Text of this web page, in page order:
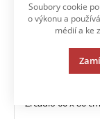
182,92EUR/
Skladem
Zrcadlo 60 x 80
Soubory cookie
o výkonu a
médií a ke